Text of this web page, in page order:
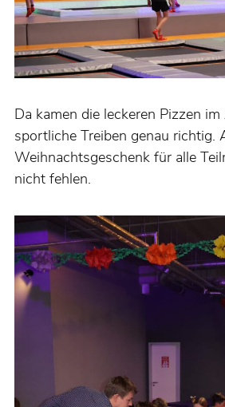
Da kamen die leckeren Pizzen
sportliche Treiben genau richtig.
Weihnachtsgeschenk für alle
nicht fehlen.